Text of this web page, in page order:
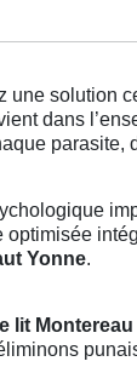
une solution
dans
Yonne.
lit